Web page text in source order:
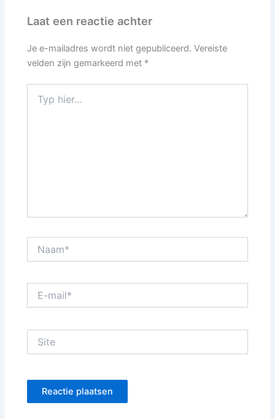
Laat een reactie achter
Je e-mailadres wordt niet gepubliceerd. Vereiste
velden zijn gemarkeerd met *
hier...
mail*